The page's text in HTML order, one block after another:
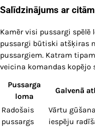
Salīdzinājums ar
Kamēr visi pussargi spēlē
pussargi būtiski atšķiras
pussargiem. Katram
veicina komandas kopējo
Pussarga
loma
Galvenā
Radošais
pussargs
Vārtu
iespēju